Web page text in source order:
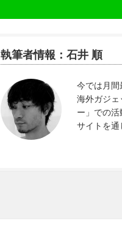
執筆者情報：石井 順
今では月間
海外ガジ
ー」での
サイトを通